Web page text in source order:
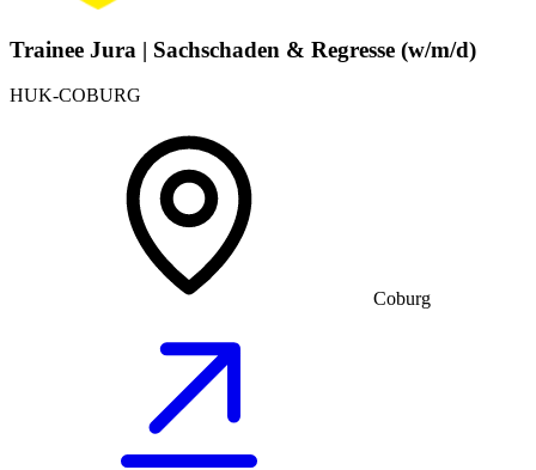
Trainee Jura | Sachschaden & Regresse (w/m/d)
HUK-COBURG
Coburg